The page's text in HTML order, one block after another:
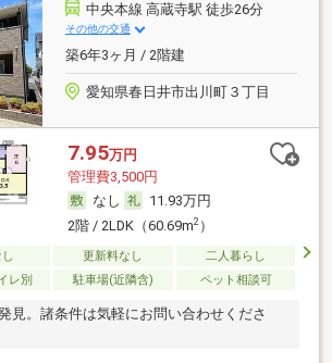
中央本線 高蔵寺駅 徒歩26分
その他の交通
築6年3ヶ月 / 2階建
愛知県春日井市出川町３丁目
7.95万円
管理費3,500円
なし
11.93万円
2階 / 2LDK（60.69m2）
更新料なし
二人暮らし
レ別
駐車場(近隣含) ペット相談可
見。諸条件は気軽にお問い合わせくださ